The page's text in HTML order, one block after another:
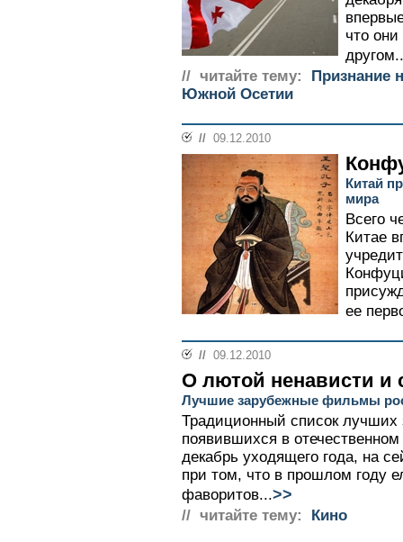
что
// читайте тему:
Признание
Южной Осетии
// 09.12.2010
Китай
мира
Всего
Китае
ее
// 09.12.2010
О лютой ненависти и
Лучшие зарубежные фильмы
Традиционный список
появившихся в отечественном
декабрь уходящего года, на
при том, что в прошлом году
фаворитов...>>
// читайте тему: Кино